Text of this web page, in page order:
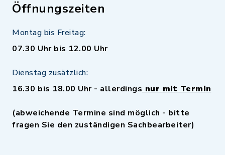
Öffnungszeiten
Montag bis Freitag:
07.30 Uhr bis 12.00 Uhr
Dienstag zusätzlich:
16.30 bis 18.00 Uhr - allerdings nur mit Termin
(abweichende Termine sind möglich - bitte
fragen Sie den zuständigen Sachbearbeiter)